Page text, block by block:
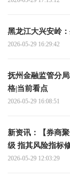
黑龙江大兴安岭
2026-05-29 16:29:42
抚州金融监管分
格|当前看点
2026-05-29 16:08:51
新资讯：【券商
级 指其风险指标
2026-05-29 12:03:29